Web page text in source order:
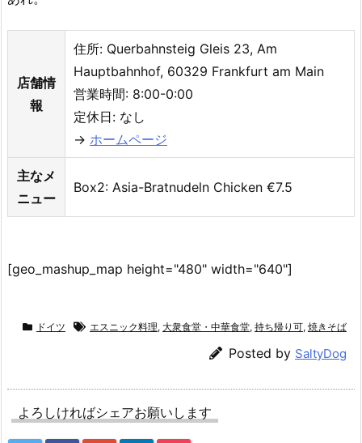
店舗情
報
住所: Querbahnsteig Gleis 23, Am
Hauptbahnhof, 60329 Frankfurt am Main
営業時間: 8:00-0:00
定休日: なし
→ ホームページ
主なメ
ニュー
Box2: Asia-Bratnudeln Chicken €7.5
[geo_mashup_map height="480" width="640"]
ドイツ エスニック料理, 大衆食堂・中華食堂, 持ち帰り可, 焼きそば
Posted by SaltyDog
よろしければシェアお願いします